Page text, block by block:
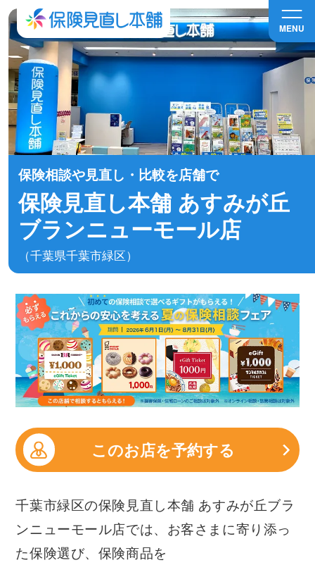
MENU
保険相談や見直し・比較を店舗で
保険見直し本舗 あすみが丘
ブランニューモール店
（千葉県千葉市緑区）
千葉市緑区の保険見直し本舗 あすみが丘ブラ
ンニューモール店では、お客さまに寄り添っ
た保険選び、保険商品を
このお店を予約する